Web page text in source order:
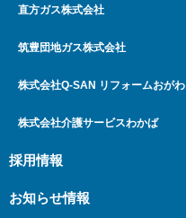
直方ガス株式会社
筑豊団地ガス株式会社
株式会社Q-SAN リフォームおがわ
株式会社介護サービスわかば
採用情報
お知らせ情報